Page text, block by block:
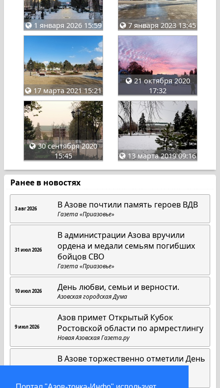
1 января 2026 15:59 7 января 2023 13:45
17 марта 2021 15:21
21 октября 2020
17:32
30 сентября 2020
15:45
13 марта 2019 09:16
Ранее в новостях
3 авг 2026 В Азове почтили память героев ВДВ
Газета «Приазовье»
31 июл 2026
В администрации Азова вручили
ордена и медали семьям погибших
бойцов СВО
Газета «Приазовье»
10 июл 2026 День любви, семьи и верности.
Азовская городская Дума
9 июл 2026
Азов примет Открытый Кубок
Ростовской области по армрестлингу
Новая Азовская Газета.ру
В Азове торжественно отметили День
семьи, любви и верности